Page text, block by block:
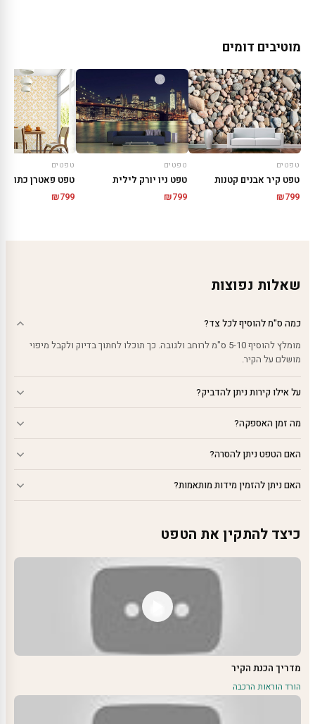
מוטיבים דומים
טפטים
טפט קיר אבנים קטנות
₪799
טפטים
טפט ניו יורק לילית
₪799
טפטים
טפט פאטרן כתום
₪799
שאלות נפוצות
כמה ס"מ להוסיף לכל צד?
מומלץ להוסיף 5-10 ס"מ לרוחב ולגובה. כך תוכלו לחתוך בדיוק ולקבל מיפוי
מושלם על הקיר.
על אילו קירות ניתן להדביק?
מה זמן האספקה?
האם הטפט ניתן להסרה?
האם ניתן להזמין מידות מותאמות?
כיצד להתקין את הטפט
מדריך הכנת הקיר
הורד הוראות הרכבה